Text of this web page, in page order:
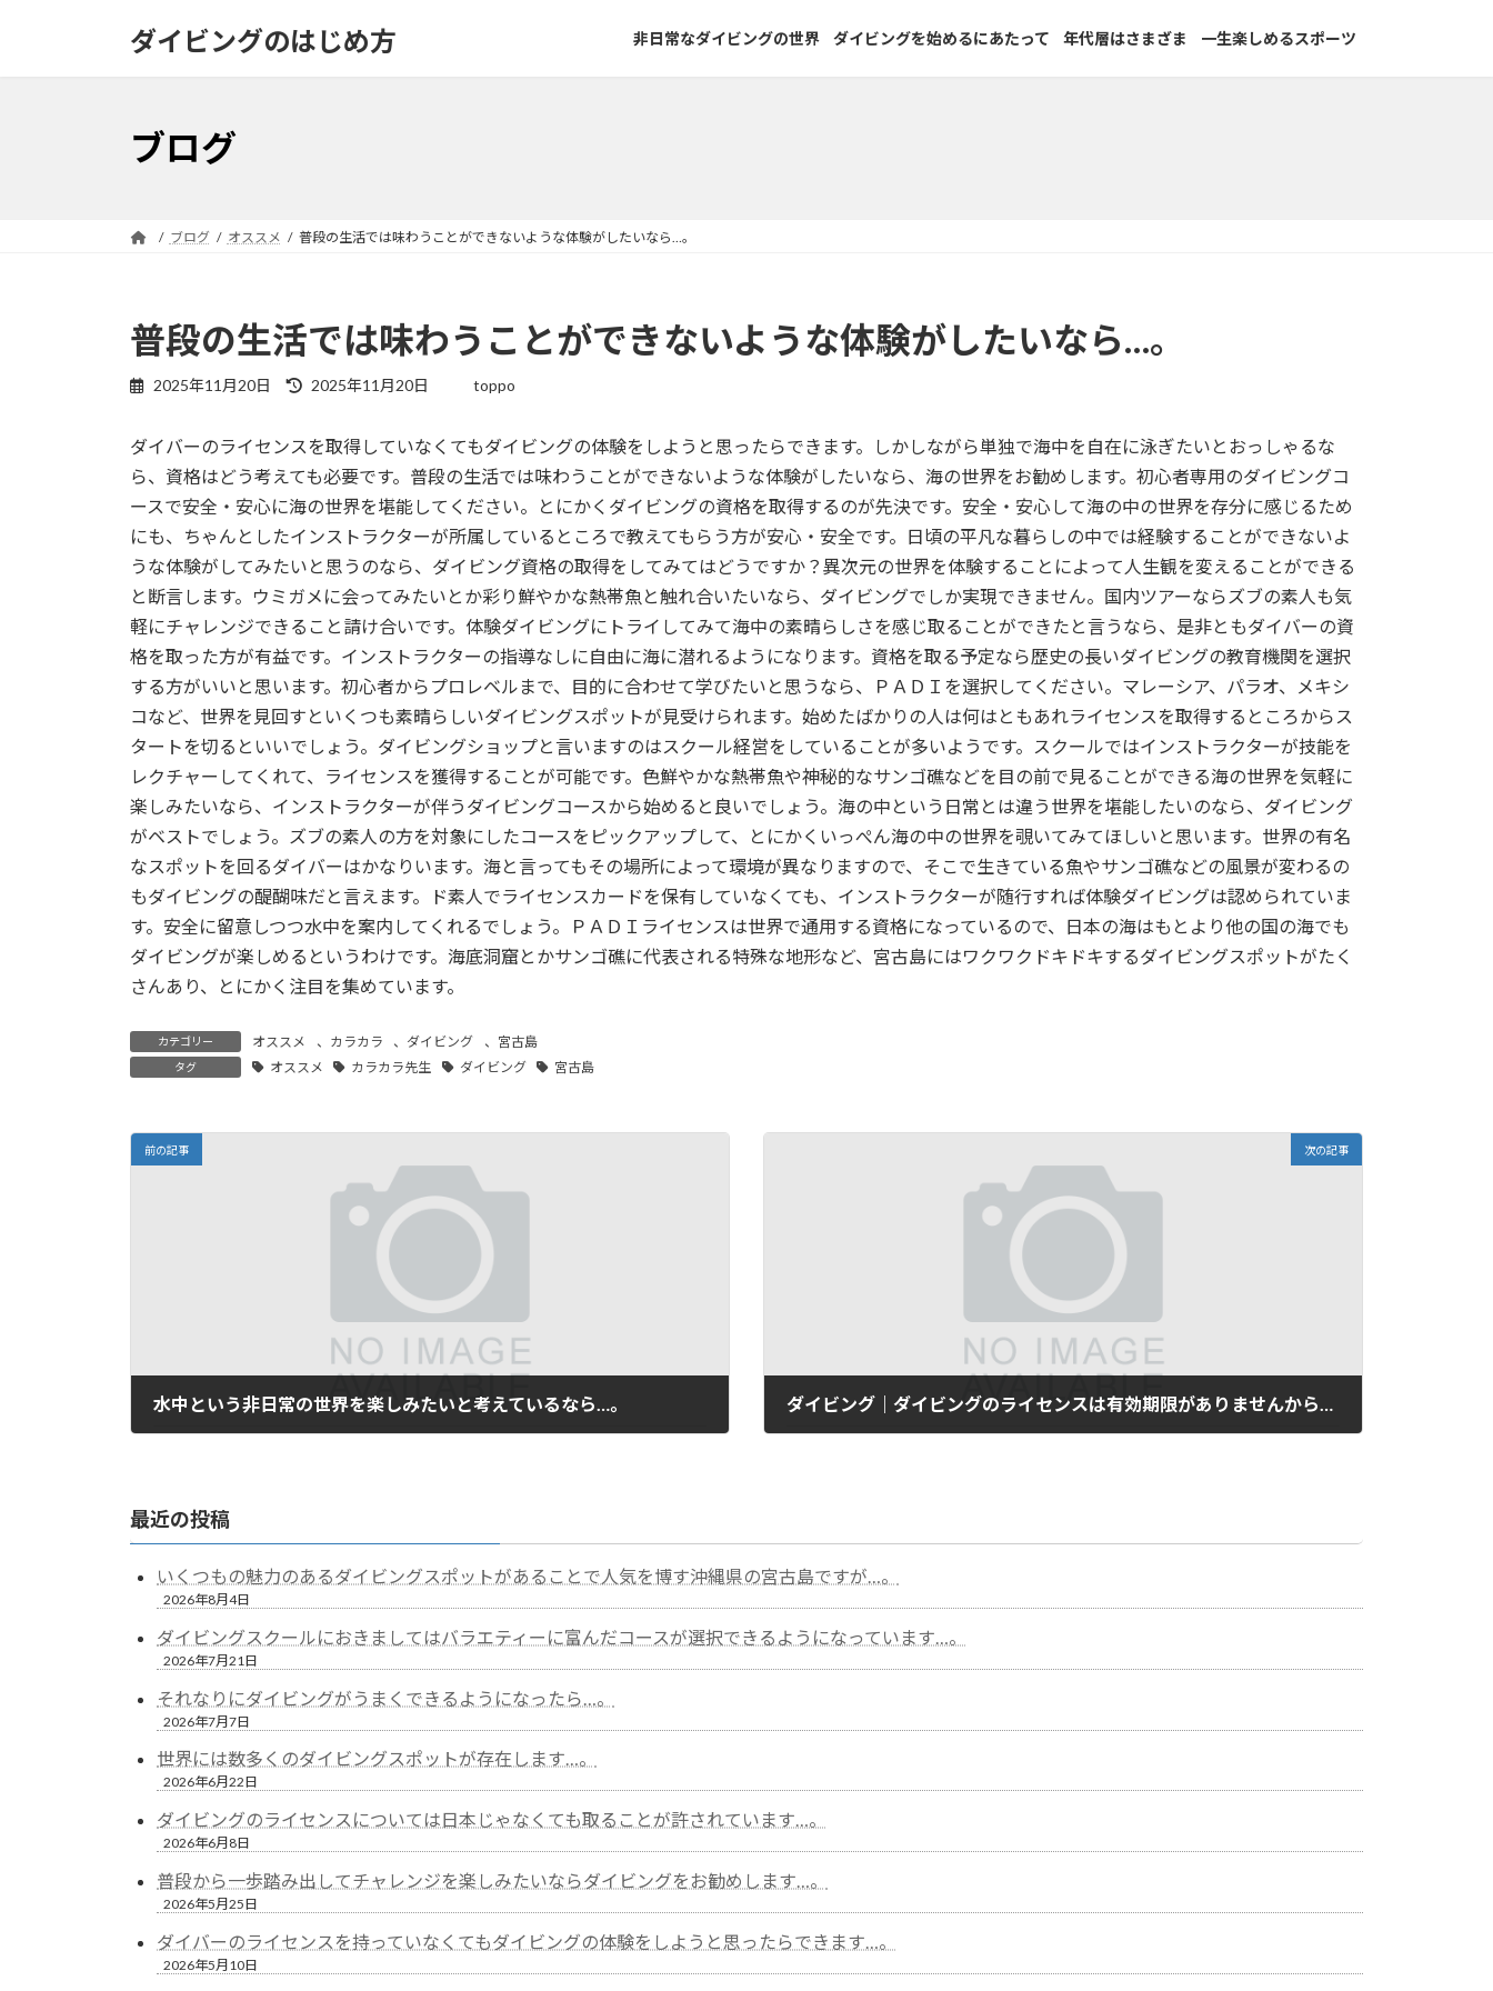
ダイビングのはじめ方 非日常なダイビングの世界 ダイビングを始めるにあたって 年代層はさまざま 一生楽しめるスポーツ
ブログ
ブログ オススメ 普段の生活では味わうことができないような体験がしたいなら…。
普段の生活では味わうことができないような体験がしたいなら…。
2025年11月20日
最
新
日
:
2025年11月20日 toppo
ダイバーのライセンスを取得していなくてもダイビングの体験をしようと思ったらできます。しかしながら単独で海中を自在に泳ぎたいとおっしゃるな
ら、資格はどう考えても必要です。普段の生活では味わうことができないような体験がしたいなら、海の世界をお勧めします。初心者専用のダイビングコ
ースで安全・安心に海の世界を堪能してください。とにかくダイビングの資格を取得するのが先決です。安全・安心して海の中の世界を存分に感じるため
にも、ちゃんとしたインストラクターが所属しているところで教えてもらう方が安心・安全です。日頃の平凡な暮らしの中では経験することができないよ
うな体験がしてみたいと思うのなら、ダイビング資格の取得をしてみてはどうですか？異次元の世界を体験することによって人生観を変えることができる
と断言します。ウミガメに会ってみたいとか彩り鮮やかな熱帯魚と触れ合いたいなら、ダイビングでしか実現できません。国内ツアーならズブの素人も気
軽にチャレンジできること請け合いです。体験ダイビングにトライしてみて海中の素晴らしさを感じ取ることができたと言うなら、是非ともダイバーの資
格を取った方が有益です。インストラクターの指導なしに自由に海に潜れるようになります。資格を取る予定なら歴史の長いダイビングの教育機関を選択
する方がいいと思います。初心者からプロレベルまで、目的に合わせて学びたいと思うなら、ＰＡＤＩを選択してください。マレーシア、パラオ、メキシ
コなど、世界を見回すといくつも素晴らしいダイビングスポットが見受けられます。始めたばかりの人は何はともあれライセンスを取得するところからス
タートを切るといいでしょう。ダイビングショップと言いますのはスクール経営をしていることが多いようです。スクールではインストラクターが技能を
レクチャーしてくれて、ライセンスを獲得することが可能です。色鮮やかな熱帯魚や神秘的なサンゴ礁などを目の前で見ることができる海の世界を気軽に
楽しみたいなら、インストラクターが伴うダイビングコースから始めると良いでしょう。海の中という日常とは違う世界を堪能したいのなら、ダイビング
がベストでしょう。ズブの素人の方を対象にしたコースをピックアップして、とにかくいっぺん海の中の世界を覗いてみてほしいと思います。世界の有名
なスポットを回るダイバーはかなりいます。海と言ってもその場所によって環境が異なりますので、そこで生きている魚やサンゴ礁などの風景が変わるの
もダイビングの醍醐味だと言えます。ド素人でライセンスカードを保有していなくても、インストラクターが随行すれば体験ダイビングは認められていま
す。安全に留意しつつ水中を案内してくれるでしょう。ＰＡＤＩライセンスは世界で通用する資格になっているので、日本の海はもとより他の国の海でも
ダイビングが楽しめるというわけです。海底洞窟とかサンゴ礁に代表される特殊な地形など、宮古島にはワクワクドキドキするダイビングスポットがたく
さんあり、とにかく注目を集めています。
カテゴリー オススメ 、 カラカラ 、 ダイビング 、 宮古島
タグ オススメ カラカラ先生 ダイビング 宮古島
前の記事
水中という非日常の世界を楽しみたいと考えているなら…。
次の記事
最近の投稿
いくつもの魅力のあるダイビングスポットがあることで人気を博す沖縄県の宮古島ですが…。
2026年8月4日
ダイビングスクールにおきましてはバラエティーに富んだコースが選択できるようになっています…。
2026年7月21日
それなりにダイビングがうまくできるようになったら…。
2026年7月7日
世界には数多くのダイビングスポットが存在します…。
2026年6月22日
ダイビングのライセンスについては日本じゃなくても取ることが許されています…。
2026年6月8日
普段から一歩踏み出してチャレンジを楽しみたいならダイビングをお勧めします…。
2026年5月25日
ダイバーのライセンスを持っていなくてもダイビングの体験をしようと思ったらできます…。
2026年5月10日